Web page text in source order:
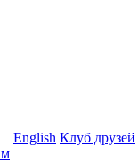
English Клуб друзей